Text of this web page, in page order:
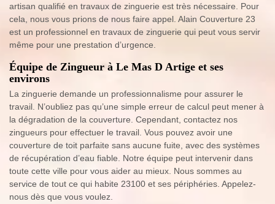
artisan qualifié en travaux de zinguerie est très nécessaire. Pour
cela, nous vous prions de nous faire appel. Alain Couverture 23
est un professionnel en travaux de zinguerie qui peut vous servir
même pour une prestation d’urgence.
Équipe de Zingueur à Le Mas D Artige et ses
environs
La zinguerie demande un professionnalisme pour assurer le
travail. N’oubliez pas qu’une simple erreur de calcul peut mener à
la dégradation de la couverture. Cependant, contactez nos
zingueurs pour effectuer le travail. Vous pouvez avoir une
couverture de toit parfaite sans aucune fuite, avec des systèmes
de récupération d’eau fiable. Notre équipe peut intervenir dans
toute cette ville pour vous aider au mieux. Nous sommes au
service de tout ce qui habite 23100 et ses périphéries. Appelez-
nous dès que vous voulez.